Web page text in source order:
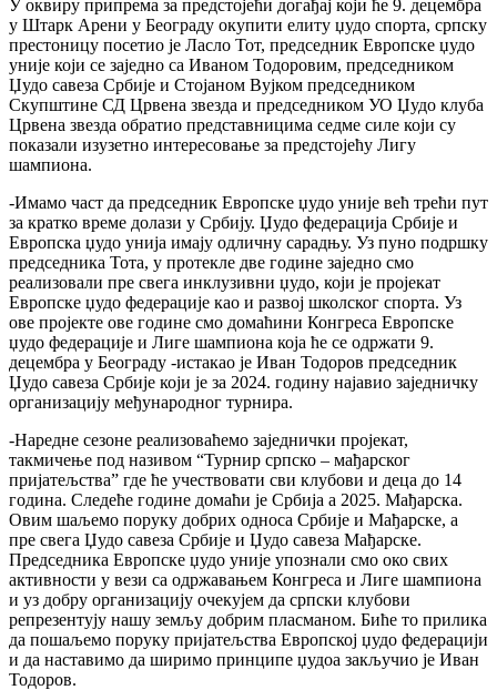
У оквиру припрема за предстојећи догађај који ће 9. децембра
у Штарк Арени у Београду окупити елиту џудо спорта, српску
престоницу посетио је Ласло Тот, председник Европске џудо
уније који се заједно са Иваном Тодоровим, председником
Џудо савеза Србије и Стојаном Вујком председником
Скупштине СД Црвена звезда и председником УО Џудо клуба
Црвена звезда обратио представницима седме силе који су
показали изузетно интересовање за предстојећу Лигу
шампиона.
-Имамо част да председник Европске џудо уније већ трећи пут
за кратко време долази у Србију. Џудо федерација Србије и
Европска џудо унија имају одличну сарадњу. Уз пуно подршку
председника Тота, у протекле две године заједно смо
реализовали пре свега инклузивни џудо, који је пројекат
Европске џудо федерације као и развој школског спорта. Уз
ове пројекте ове године смо домаћини Конгреса Европске
џудо федерације и Лиге шампиона која ће се одржати 9.
децембра у Београду -истакао је Иван Тодоров председник
Џудо савеза Србије који је за 2024. годину најавио заједничку
организацију међународног турнира.
-Наредне сезоне реализоваћемо заједнички пројекат,
такмичење под називом “Турнир српско – мађарског
пријатељства” где ће учествовати сви клубови и деца до 14
година. Следеће године домаћи је Србија а 2025. Мађарска.
Овим шаљемо поруку добрих односа Србије и Мађарске, а
пре свега Џудо савеза Србије и Џудо савеза Мађарске.
Председника Европске џудо уније упознали смо око свих
активности у вези са одржавањем Конгреса и Лиге шампиона
и уз добру организацију очекујем да српски клубови
репрезентују нашу земљу добрим пласманом. Биће то прилика
да пошаљемо поруку пријатељства Европској џудо федерацији
и да наставимо да ширимо принципе џудоа закључио је Иван
Тодоров.